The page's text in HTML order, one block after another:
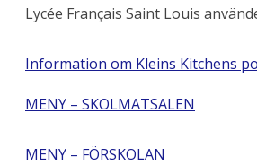
Lycée Français Saint Louis
Information om Kleins Kitchens
MENY – SKOLMATSALEN
MENY – FÖRSKOLAN